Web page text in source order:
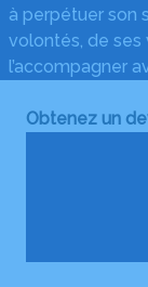
à perpétuer son
volontés, de ses
l’accompagner
Obtenez un